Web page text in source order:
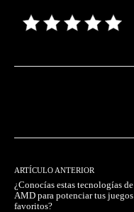
ARTÍCULO ANTERIOR
¿Conocías estas tecnologías de
AMD para potenciar tus juegos
favoritos?